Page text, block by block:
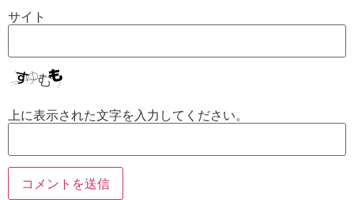
サイト
上に表示された文字を入力してください。